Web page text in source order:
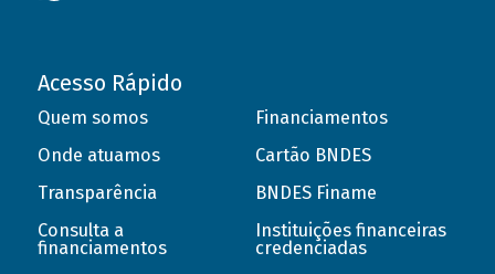
Acesso Rápido
Quem somos
Onde atuamos
Transparência
Consulta a
financiamentos
Financiamentos
Cartão BNDES
BNDES Finame
Instituições financeiras
credenciadas